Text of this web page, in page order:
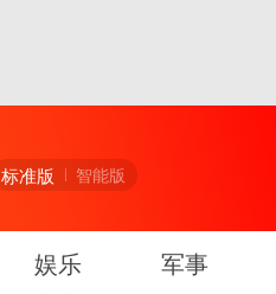
标准版 智能版
娱乐 军事